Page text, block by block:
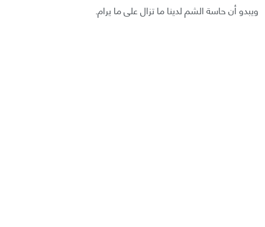
ويبدو أن حاسة الشم لدينا ما تزال على ما يرام.